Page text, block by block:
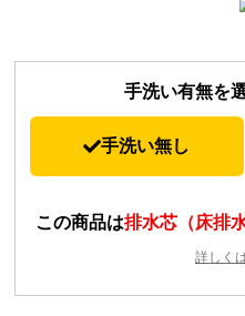
手洗い有無を
手洗い無し
この商品は排水芯（床排
詳しく